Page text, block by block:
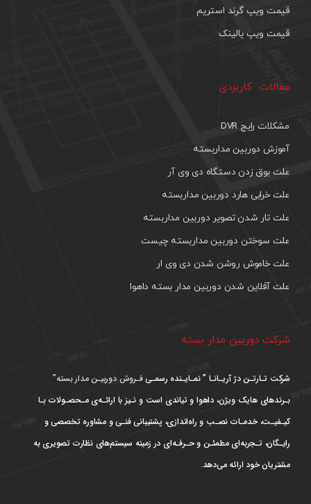
قیمت ویپ گرند استریم
قیمت ویپ یالینک
مقالات کاربردی
مشکلات رایج DVR
آموزش دوربین مداربسته
علت بوق زدن دستگاه دی وی آر
علت خرابی هارد دوربین مداربسته
علت تار شدن تصویر دوربین مداربسته
علت سوختن دوربین مداربسته چیست
علت خاموش روشن شدن دی وی ار
علت آفلاین شدن دوربین مدار بسته داهوا
شرکت دوربین مدار بسته
شرکت تـارتـن دژ آریـانـا ” نمـایـنده رسمـیفـروش دوربیـن مدار بسته”
بـرندهای هایک ویژن، داهوا و تیاندی است و نـیز با ارائـه‌ی مـحصـولات بـا
کیـفیـت، خدمـات نصـب و راه‌اندازی، پشتیبانی فنـی و مشاوره تخصصی و
رایـگان، تـجربه‌ای مطمئـن و حـرفـه‌ای در زمینه سیستم‌های نظارت تصویری به
مشتریان خود ارائه می‌دهد.